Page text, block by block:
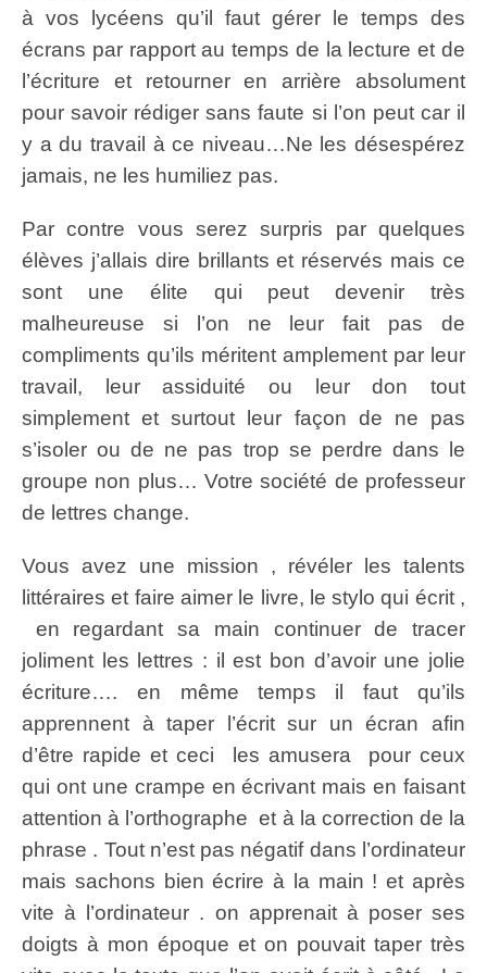
à vos lycéens qu’il faut gérer le temps des
écrans par rapport au temps de la lecture et de
l’écriture et retourner en arrière absolument
pour savoir rédiger sans faute si l’on peut car il
y a du travail à ce niveau…Ne les désespérez
jamais, ne les humiliez pas.
Par contre vous serez surpris par quelques
élèves j’allais dire brillants et réservés mais ce
sont une élite qui peut devenir très
malheureuse si l’on ne leur fait pas de
compliments qu’ils méritent amplement par leur
travail, leur assiduité ou leur don tout
simplement et surtout leur façon de ne pas
s’isoler ou de ne pas trop se perdre dans le
groupe non plus… Votre société de professeur
de lettres change.
Vous avez une mission , révéler les talents
littéraires et faire aimer le livre, le stylo qui écrit ,
en regardant sa main continuer de tracer
joliment les lettres : il est bon d’avoir une jolie
écriture…. en même temps il faut qu’ils
apprennent à taper l’écrit sur un écran afin
d’être rapide et ceci les amusera pour ceux
qui ont une crampe en écrivant mais en faisant
attention à l’orthographe et à la correction de la
phrase . Tout n’est pas négatif dans l’ordinateur
mais sachons bien écrire à la main ! et après
vite à l’ordinateur . on apprenait à poser ses
doigts à mon époque et on pouvait taper très